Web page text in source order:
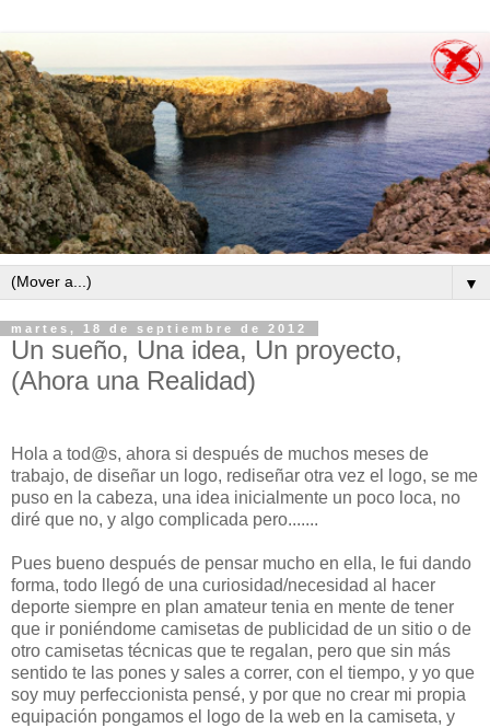
▼
martes, 18 de septiembre de 2012
Un sueño, Una idea, Un proyecto,
(Ahora una Realidad)
Hola a tod@s, ahora si después de muchos meses de
trabajo, de diseñar un logo, rediseñar otra vez el logo, se me
puso en la cabeza, una idea inicialmente un poco loca, no
diré que no, y algo complicada pero.......
Pues bueno después de pensar mucho en ella, le fui dando
forma, todo llegó de una curiosidad/necesidad al hacer
deporte siempre en plan amateur tenia en mente de tener
que ir poniéndome camisetas de publicidad de un sitio o de
otro camisetas técnicas que te regalan, pero que sin más
sentido te las pones y sales a correr, con el tiempo, y yo que
soy muy perfeccionista pensé, y por que no crear mi propia
equipación pongamos el logo de la web en la camiseta, y